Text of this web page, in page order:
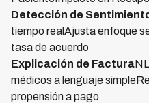
Detección de
tiempo realAjusta enfoque
tasa de acuerdo
Explicación de Factura
médicos a lenguaje
propensión a pago